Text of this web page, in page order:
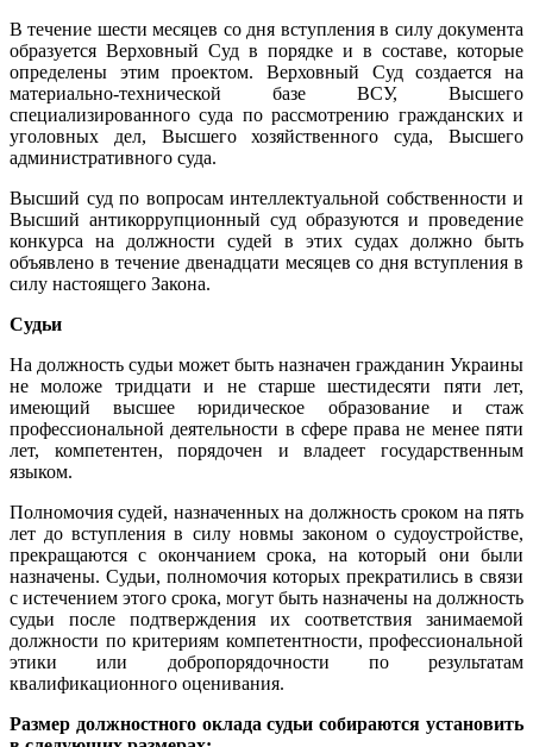
В течение шести месяцев со дня вступления в силу документа
образуется Верховный Суд в порядке и в составе, которые
определены этим проектом. Верховный Суд создается на
материально-технической базе ВСУ, Высшего
специализированного суда по рассмотрению гражданских и
уголовных дел, Высшего хозяйственного суда, Высшего
административного суда.
Высший суд по вопросам интеллектуальной собственности и
Высший антикоррупционный суд образуются и проведение
конкурса на должности судей в этих судах должно быть
объявлено в течение двенадцати месяцев со дня вступления в
силу настоящего Закона.
Судьи
На должность судьи может быть назначен гражданин Украины
не моложе тридцати и не старше шестидесяти пяти лет,
имеющий высшее юридическое образование и стаж
профессиональной деятельности в сфере права не менее пяти
лет, компетентен, порядочен и владеет государственным
языком.
Полномочия судей, назначенных на должность сроком на пять
лет до вступления в силу новмы законом о судоустройстве,
прекращаются с окончанием срока, на который они были
назначены. Судьи, полномочия которых прекратились в связи
с истечением этого срока, могут быть назначены на должность
судьи после подтверждения их соответствия занимаемой
должности по критериям компетентности, профессиональной
этики или добропорядочности по результатам
квалификационного оценивания.
Размер должностного оклада судьи собираются установить